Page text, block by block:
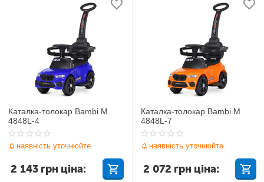
Каталка-толокар Bambi M
4848L-4
наявність уточнюйте
2 143 грн ціна:
Каталка-толокар Bambi M
4848L-7
наявність уточнюйте
2 072 грн ціна: